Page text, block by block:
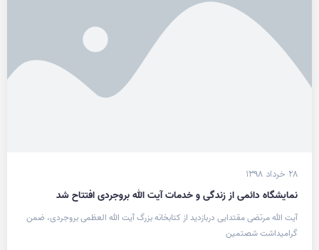
۲۸ خرداد ۱۳۹۸
نمایشگاه دائمی از زندگی و خدمات آیت الله بروجردی افتتاح شد
آیت الله مرتضی مقتدایی دربازدید از کتابخانه بزرگ آیت الله العظمی بروجردی، ضمن
گرامیداشت شصتمین